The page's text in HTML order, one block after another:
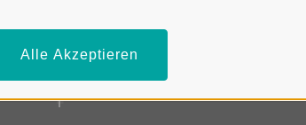
Alle Akzeptieren
Datenschutzerklärung